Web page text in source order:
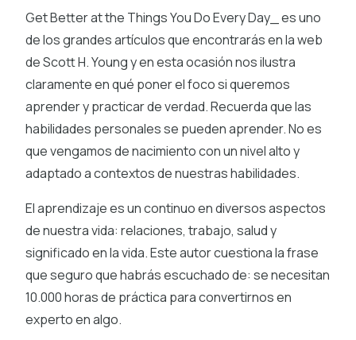
Get Better at the Things You Do Every Day_ es uno
de los grandes artículos que encontrarás en la web
de Scott H. Young y en esta ocasión nos ilustra
claramente en qué poner el foco si queremos
aprender y practicar de verdad. Recuerda que las
habilidades personales se pueden aprender. No es
que vengamos de nacimiento con un nivel alto y
adaptado a contextos de nuestras habilidades.
El aprendizaje es un continuo en diversos aspectos
de nuestra vida: relaciones, trabajo, salud y
significado en la vida. Este autor cuestiona la frase
que seguro que habrás escuchado de: se necesitan
10.000 horas de práctica para convertirnos en
experto en algo.